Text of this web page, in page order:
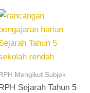
Mengikut Subjek
RPH Sejarah Tahun 5